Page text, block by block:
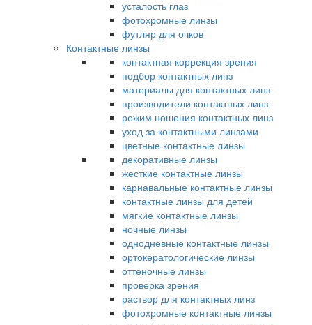
усталость глаз
фотохромные линзы
футляр для очков
Контактные линзы
контактная коррекция зрения
подбор контактных линз
материалы для контактных линз
производители контактных линз
режим ношения контактных линз
уход за контактными линзами
цветные контактные линзы
декоративные линзы
жесткие контактные линзы
карнавальные контактные линзы
контактные линзы для детей
мягкие контактные линзы
ночные линзы
однодневные контактные линзы
ортокератологические линзы
оттеночные линзы
проверка зрения
раствор для контактных линз
фотохромные контактные линзы